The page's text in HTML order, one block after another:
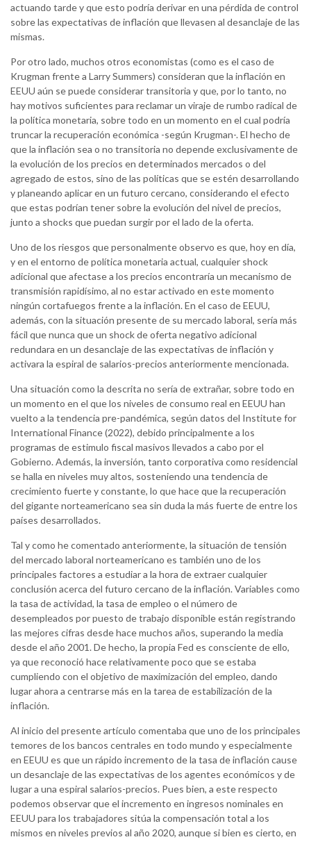
actuando tarde y que esto podría derivar en una pérdida de control
sobre las expectativas de inflación que llevasen al desanclaje de las
mismas.
Por otro lado, muchos otros economistas (como es el caso de
Krugman frente a Larry Summers) consideran que la inflación en
EEUU aún se puede considerar transitoria y que, por lo tanto, no
hay motivos suficientes para reclamar un viraje de rumbo radical de
la política monetaria, sobre todo en un momento en el cual podría
truncar la recuperación económica -según Krugman-. El hecho de
que la inflación sea o no transitoria no depende exclusivamente de
la evolución de los precios en determinados mercados o del
agregado de estos, sino de las políticas que se estén desarrollando
y planeando aplicar en un futuro cercano, considerando el efecto
que estas podrían tener sobre la evolución del nivel de precios,
junto a shocks que puedan surgir por el lado de la oferta.
Uno de los riesgos que personalmente observo es que, hoy en día,
y en el entorno de política monetaria actual, cualquier shock
adicional que afectase a los precios encontraría un mecanismo de
transmisión rapidísimo, al no estar activado en este momento
ningún cortafuegos frente a la inflación. En el caso de EEUU,
además, con la situación presente de su mercado laboral, sería más
fácil que nunca que un shock de oferta negativo adicional
redundara en un desanclaje de las expectativas de inflación y
activara la espiral de salarios-precios anteriormente mencionada.
Una situación como la descrita no sería de extrañar, sobre todo en
un momento en el que los niveles de consumo real en EEUU han
vuelto a la tendencia pre-pandémica, según datos del Institute for
International Finance (2022), debido principalmente a los
programas de estimulo fiscal masivos llevados a cabo por el
Gobierno. Además, la inversión, tanto corporativa como residencial
se halla en niveles muy altos, sosteniendo una tendencia de
crecimiento fuerte y constante, lo que hace que la recuperación
del gigante norteamericano sea sin duda la más fuerte de entre los
países desarrollados.
Tal y como he comentado anteriormente, la situación de tensión
del mercado laboral norteamericano es también uno de los
principales factores a estudiar a la hora de extraer cualquier
conclusión acerca del futuro cercano de la inflación. Variables como
la tasa de actividad, la tasa de empleo o el número de
desempleados por puesto de trabajo disponible están registrando
las mejores cifras desde hace muchos años, superando la media
desde el año 2001. De hecho, la propia Fed es consciente de ello,
ya que reconoció hace relativamente poco que se estaba
cumpliendo con el objetivo de maximización del empleo, dando
lugar ahora a centrarse más en la tarea de estabilización de la
inflación.
Al inicio del presente artículo comentaba que uno de los principales
temores de los bancos centrales en todo mundo y especialmente
en EEUU es que un rápido incremento de la tasa de inflación cause
un desanclaje de las expectativas de los agentes económicos y de
lugar a una espiral salarios-precios. Pues bien, a este respecto
podemos observar que el incremento en ingresos nominales en
EEUU para los trabajadores sitúa la compensación total a los
mismos en niveles previos al año 2020, aunque si bien es cierto, en